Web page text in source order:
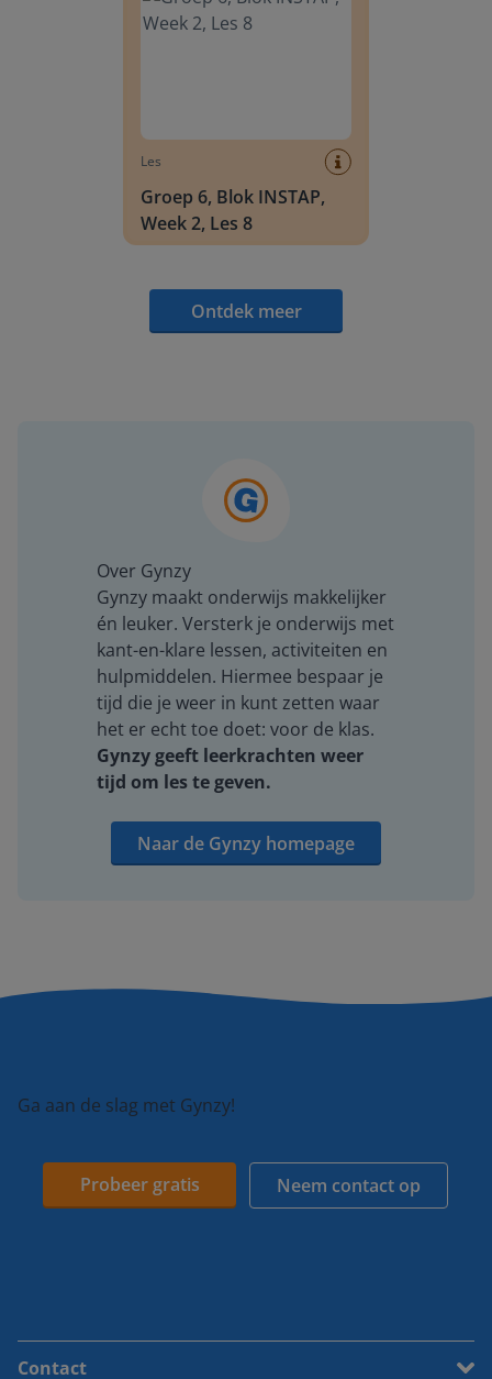
Les
Groep 6, Blok INSTAP,
Week 2, Les 8
Ontdek meer
Over Gynzy
Gynzy maakt onderwijs makkelijker
én leuker. Versterk je onderwijs met
kant-en-klare lessen, activiteiten en
hulpmiddelen. Hiermee bespaar je
tijd die je weer in kunt zetten waar
het er echt toe doet: voor de klas.
Gynzy geeft leerkrachten weer
tijd om les te geven.
Naar de Gynzy homepage
Ga aan de slag met Gynzy!
Probeer gratis Neem contact op
Contact